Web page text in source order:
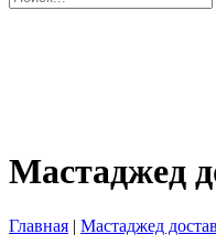
Мастаджед
Главная | Мастаджед